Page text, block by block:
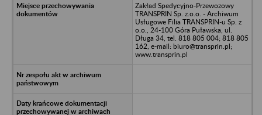
Zakład Spedycyjno-Przewozowy
TRANSPRIN Sp. z.o.o. - Archiwum
Usługowe Filia TRANSPRIN-u Sp. z
o.o., 24-100 Góra Puławska, ul.
Długa 34, tel. 818 805 004; 818 805
162, e-mail: biuro@transprin.pl;
www.transprin.pl